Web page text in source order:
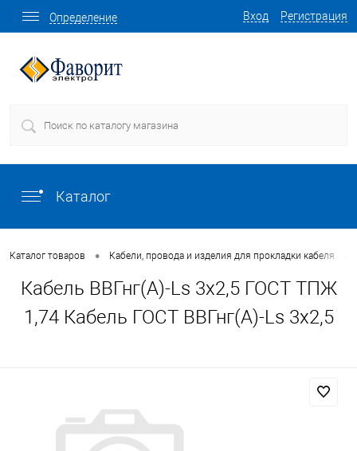
Вход Регистрация
Определение
Каталог
Каталог товаров • Кабели, провода и изделия для прокладки кабеля
Кабель ВВГнг(А)-Ls 3х2,5 ГОСТ ТПЖ
1,74 Кабель ГОСТ ВВГнг(А)-Ls 3х2,5